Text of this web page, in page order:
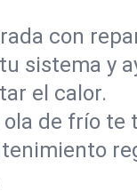
con
sistema y
el calor.
ola de frío